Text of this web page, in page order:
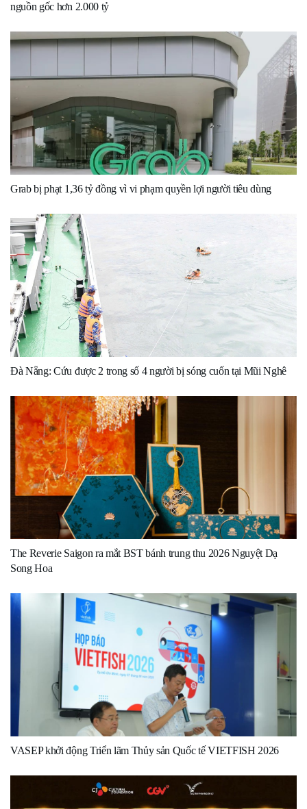
nguồn gốc hơn 2.000 tỷ
Grab bị phạt 1,36 tỷ đồng vì vi phạm quyền lợi người tiêu dùng
Đà Nẵng: Cứu được 2 trong số 4 người bị sóng cuốn tại Mũi Nghê
The Reverie Saigon ra mắt BST bánh trung thu 2026 Nguyệt Dạ
Song Hoa
VASEP khởi động Triển lãm Thủy sản Quốc tế VIETFISH 2026